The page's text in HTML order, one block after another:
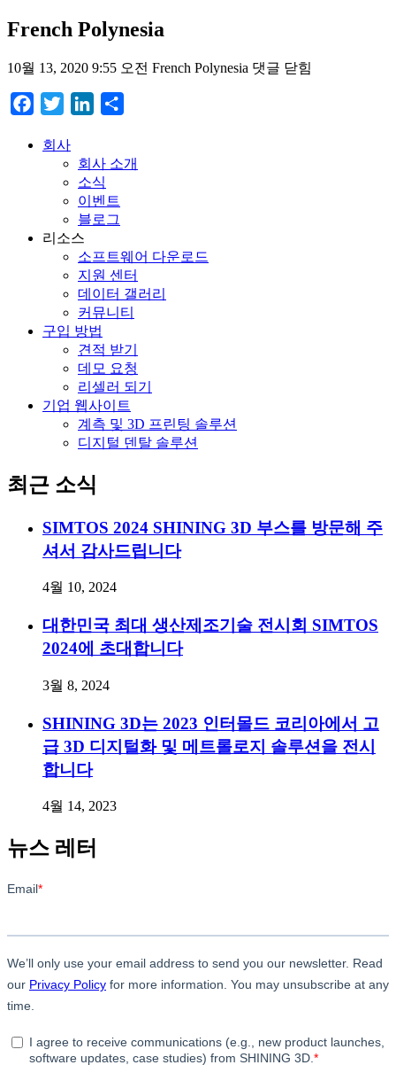
French Polynesia
10월 13, 2020 9:55 오전 French Polynesia 댓글 닫힘
Facebook
Twitter LinkedIn
회사
회사 소개
소식
이벤트
블로그
리소스
소프트웨어 다운로드
지원 센터
데이터 갤러리
커뮤니티
구입 방법
견적 받기
데모 요청
리셀러 되기
기업 웹사이트
계측 및 3D 프린팅 솔루션
디지털 덴탈 솔루션
최근 소식
SIMTOS 2024 SHINING 3D 부스를 방문해 주
셔서 감사드립니다
4월 10, 2024
대한민국 최대 생산제조기술 전시회 SIMTOS
2024에 초대합니다
3월 8, 2024
SHINING 3D는 2023 인터몰드 코리아에서 고
급 3D 디지털화 및 메트롤로지 솔루션을 전시
합니다
4월 14, 2023
뉴스 레터